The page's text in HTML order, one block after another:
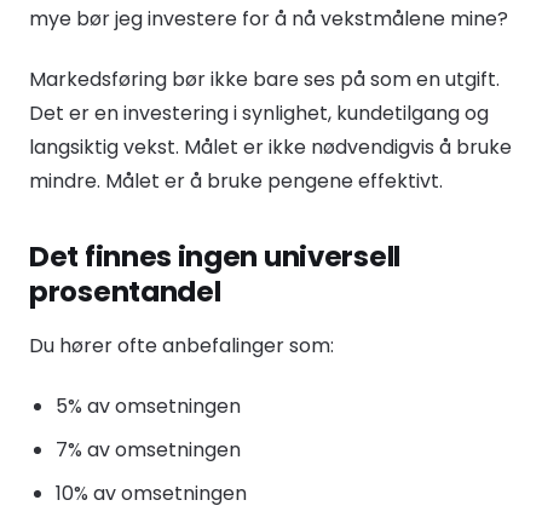
mye bør jeg investere for å nå vekstmålene mine?
Markedsføring bør ikke bare ses på som en utgift.
Det er en investering i synlighet, kundetilgang og
langsiktig vekst. Målet er ikke nødvendigvis å bruke
mindre. Målet er å bruke pengene effektivt.
Det finnes ingen universell
prosentandel
Du hører ofte anbefalinger som:
5% av omsetningen
7% av omsetningen
10% av omsetningen